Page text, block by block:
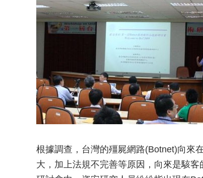
根據調查，台灣的殭屍網路(Botnet)向來
大，加上法規不完善等原因，向來是駭